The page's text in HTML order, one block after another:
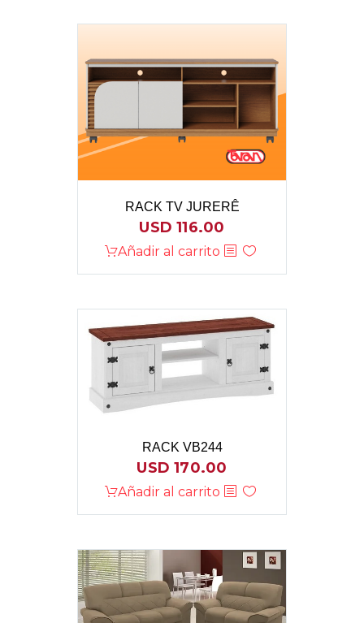
RACK TV JURERÊ
USD116.00
Añadir al carrito
RACK VB244
USD170.00
Añadir al carrito